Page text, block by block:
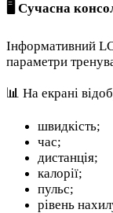
🖥 Сучасна
Інформативний
параметри
📊 На екрані
швидкість;
час;
дистанція;
калорії;
пульс;
рівень